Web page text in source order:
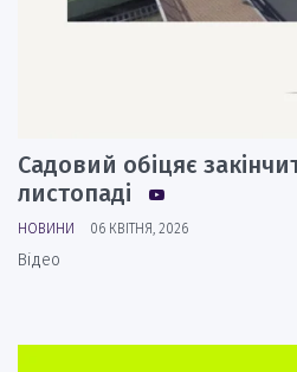
Садовий обіцяє
листопаді
НОВИНИ 06 КВІТНЯ, 2026
Відео